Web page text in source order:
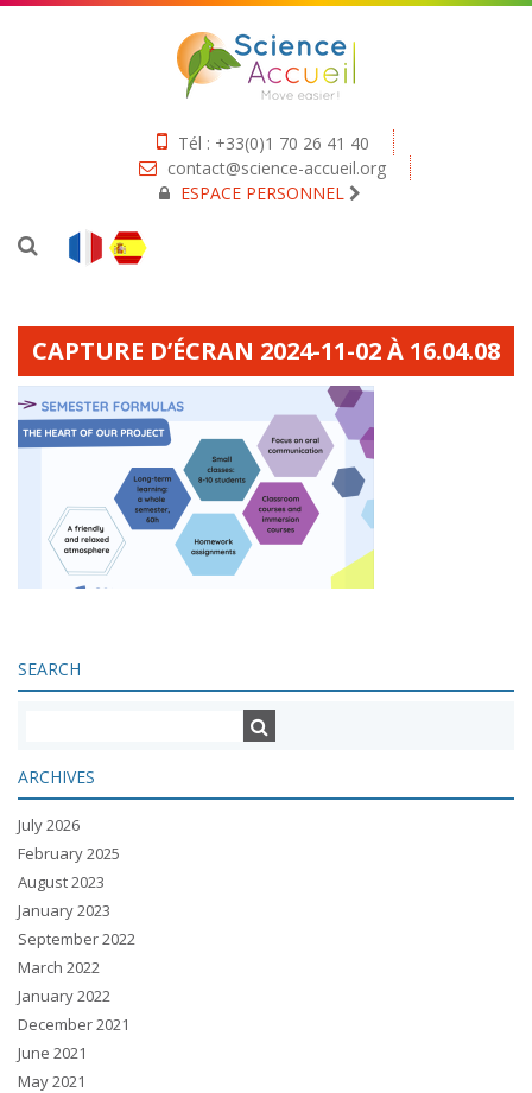
Tél : +33(0)1 70 26 41 40
contact@science-accueil.org
ESPACE PERSONNEL
CAPTURE D’ÉCRAN 2024-11-02 À 16.04.08
SEARCH
ARCHIVES
July 2026
February 2025
August 2023
January 2023
September 2022
March 2022
January 2022
December 2021
June 2021
May 2021